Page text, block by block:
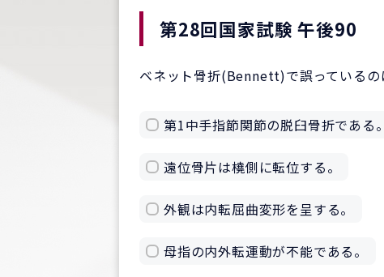
第28回国家試験 午後90
ベネット骨折(Bennett)で誤っているの
第1中手指節関節の脱臼骨折である。
遠位骨片は橈側に転位する。
外観は内転屈曲変形を呈する。
母指の内外転運動が不能である。